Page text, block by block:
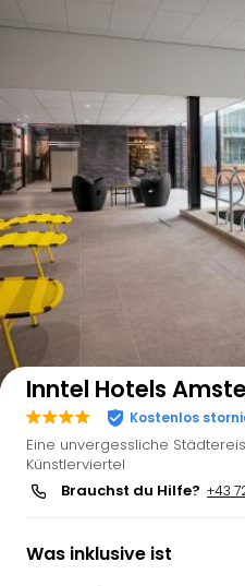
Inntel Hotels
Kostenlos
Eine unvergessliche
Künstlerviertel
Brauchst du Hilfe? +43
Was inklusive ist